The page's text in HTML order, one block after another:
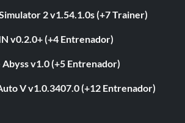
2 v1.54.1.0s (+7 Trainer)
v0.2.0+ (+4 Entrenador)
Abyss v1.0 (+5 Entrenador)
V v1.0.3407.0 (+12 Entrenador)